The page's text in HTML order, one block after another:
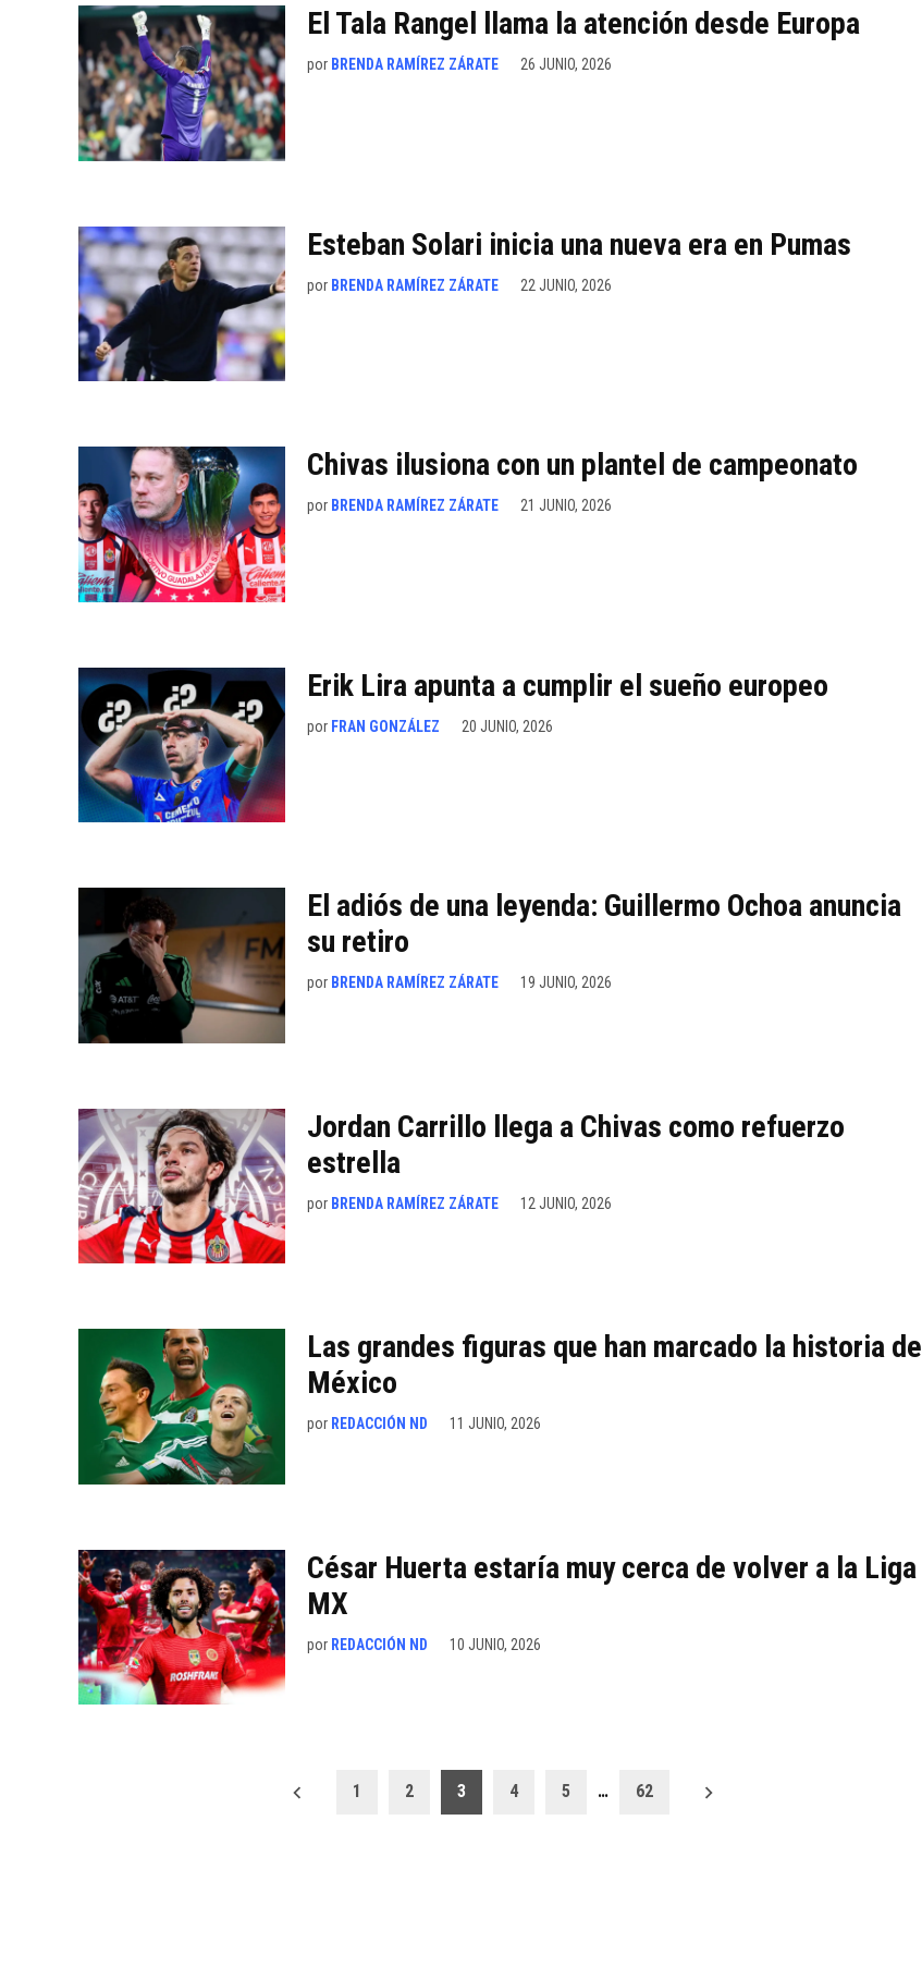
El Tala Rangel llama la atención desde Europa
por BRENDA RAMÍREZ ZÁRATE 26 JUNIO, 2026
Esteban Solari inicia una nueva era en Pumas
por BRENDA RAMÍREZ ZÁRATE 22 JUNIO, 2026
Chivas ilusiona con un plantel de campeonato
por BRENDA RAMÍREZ ZÁRATE 21 JUNIO, 2026
Erik Lira apunta a cumplir el sueño europeo
por FRAN GONZÁLEZ 20 JUNIO, 2026
El adiós de una leyenda: Guillermo Ochoa anuncia
su retiro
por BRENDA RAMÍREZ ZÁRATE 19 JUNIO, 2026
Jordan Carrillo llega a Chivas como refuerzo
estrella
por BRENDA RAMÍREZ ZÁRATE 12 JUNIO, 2026
Las grandes figuras que han marcado la historia de
México
por REDACCIÓN ND 11 JUNIO, 2026
César Huerta estaría muy cerca de volver a la Liga
MX
por REDACCIÓN ND 10 JUNIO, 2026
1 2 3 4 5 … 62